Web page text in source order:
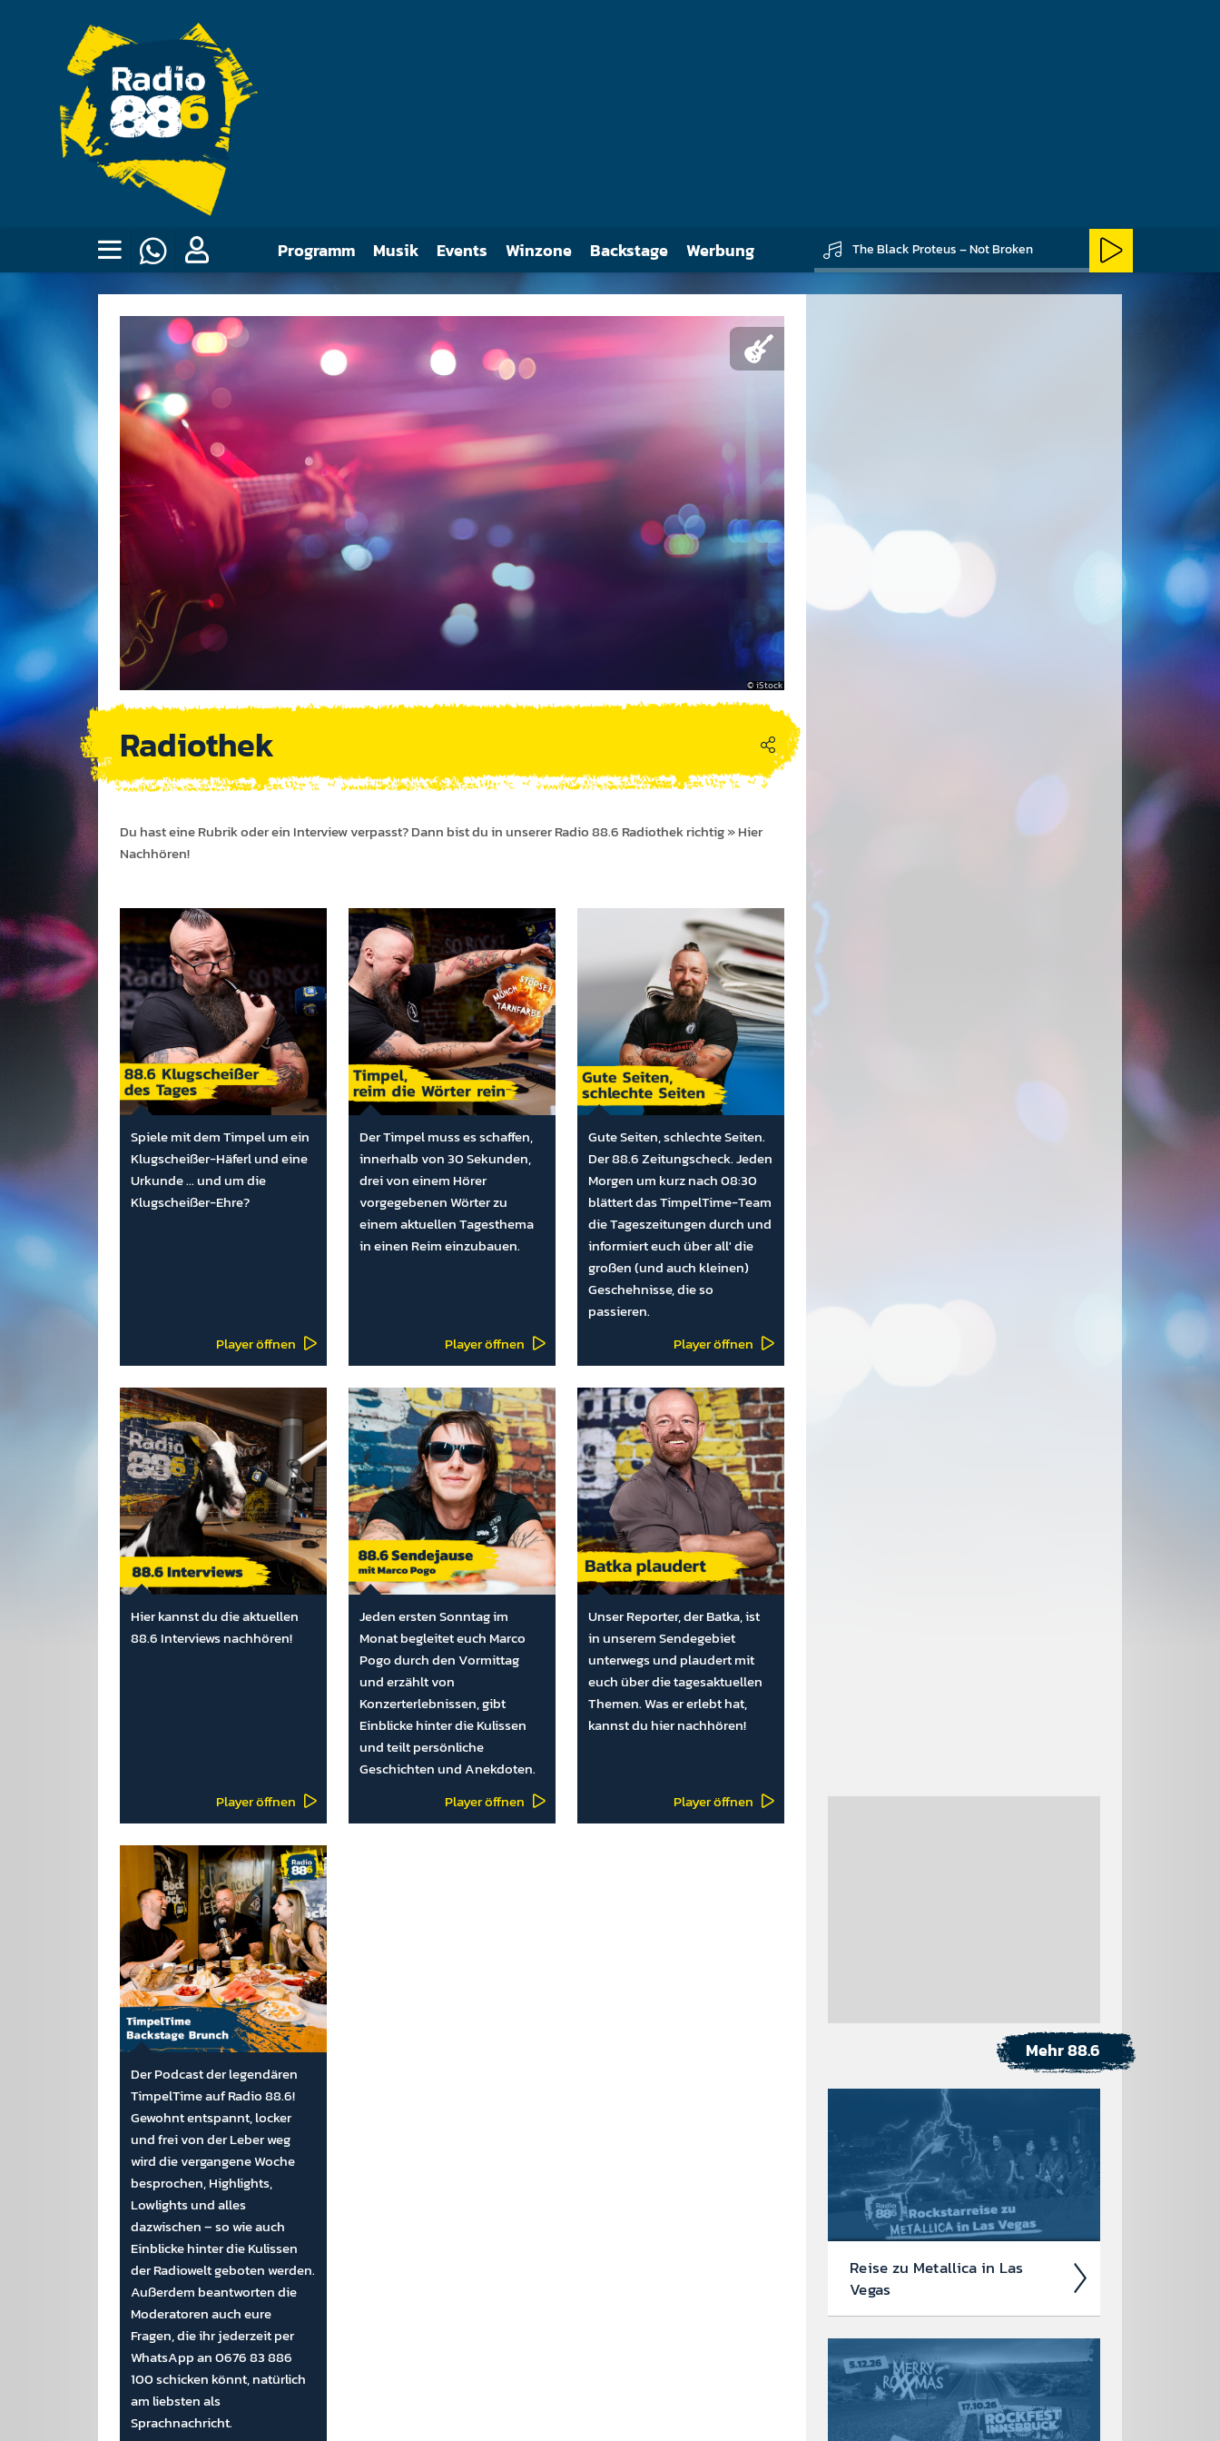
Programm Musik Events Winzone Backstage Werbung The Black Proteus – Not Broken
iStock
Radiothek
Du hast eine Rubrik oder ein Inter­view ver­passt? Dann bist du in unserer Radio 88.6 Radio­thek richtig » Hier
Nach­hören!
Spiele mit dem Timpel um ein
Klugscheißer-Häferl und eine
Urkunde ... und um die
Klugscheißer-Ehre?
Player öffnen
Der Timpel muss es schaffen,
innerhalb von 30 Sekunden,
drei von einem Hörer
vorgegebenen Wörter zu
einem aktuellen Tagesthema
in einen Reim einzubauen.
Player öffnen
Gute Seiten, schlechte Seiten.
Der 88.6 Zeitungscheck. Jeden
Morgen um kurz nach 08:30
blättert das TimpelTime-Team
die Tageszeitungen durch und
informiert euch über all' die
großen (und auch kleinen)
Geschehnisse, die so
passieren.
Player öffnen
Hier kannst du die aktuellen
88.6 Interviews nachhören!
Player öffnen
Jeden ersten Sonntag im
Monat begleitet euch Marco
Pogo durch den Vormittag
und erzählt von
Konzerterlebnissen, gibt
Einblicke hinter die Kulissen
und teilt persönliche
Geschichten und Anekdoten.
Player öffnen
Unser Repor­ter, der Batka, ist
in unserem Sende­gebiet
unter­wegs und plau­dert mit
euch über die tages­aktuel­len
Themen. Was er erlebt hat,
kannst du hier nachhören!
Player öffnen
Der Podcast der legendären
TimpelTime auf Radio 88.6!
Gewohnt entspannt, locker
und frei von der Leber weg
wird die vergangene Woche
besprochen, Highlights,
Lowlights und alles
dazwischen – so wie auch
Einblicke hinter die Kulissen
der Radiowelt geboten werden.
Außerdem beantworten die
Moderatoren auch eure
Fragen, die ihr jederzeit per
WhatsApp an 0676 83 886
100 schicken könnt, natürlich
am liebsten als
Sprachnachricht.
Mehr 88.6
Reise zu Metal­lica in Las
Vegas
Wir suchen einen Metal­lica-
Megafan für die 88.6 Rock­star­reise zu
Metal­lica im Sphere in Las Vegas am 1.
Oktober 2026!